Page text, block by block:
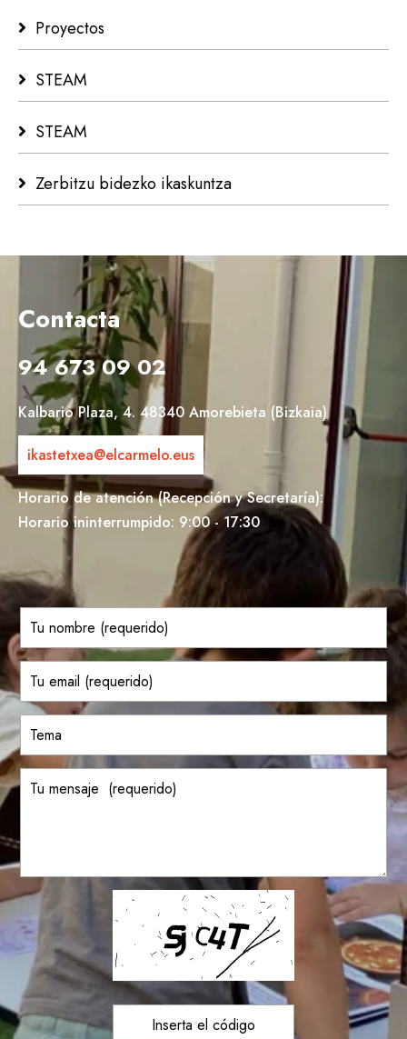
Proyectos
STEAM
STEAM
Zerbitzu bidezko ikaskuntza
Contacta
94 673 09 02
Kalbario Plaza, 4. 48340 Amorebieta (Bizkaia)
ikastetxea@elcarmelo.eus
Horario de atención (Recepción y Secretaría):
Horario ininterrumpido: 9:00 - 17:30